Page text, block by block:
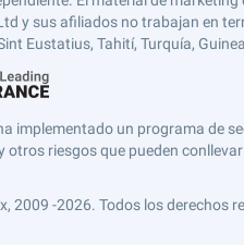
y sus afiliados no trabajan en
Eustatius, Tahití, Turquía,
implementado un programa de
otros riesgos que pueden
2009 -2026. Todos los derechos